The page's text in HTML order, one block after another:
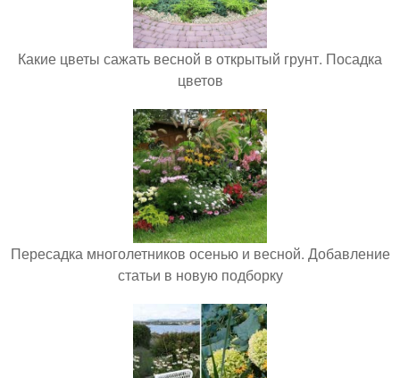
Какие цветы сажать весной в открытый грунт. Посадка
цветов
Пересадка многолетников осенью и весной. Добавление
статьи в новую подборку